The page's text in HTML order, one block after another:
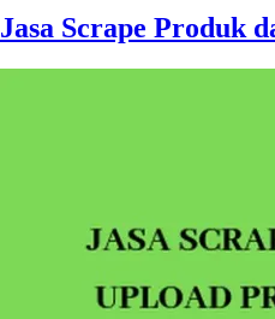
Jasa Scrape Produk